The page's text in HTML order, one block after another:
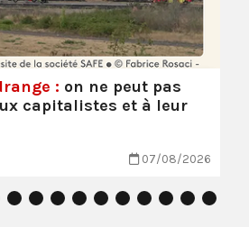
: on ne peut pas
capitalistes et à leur
07/08/2026